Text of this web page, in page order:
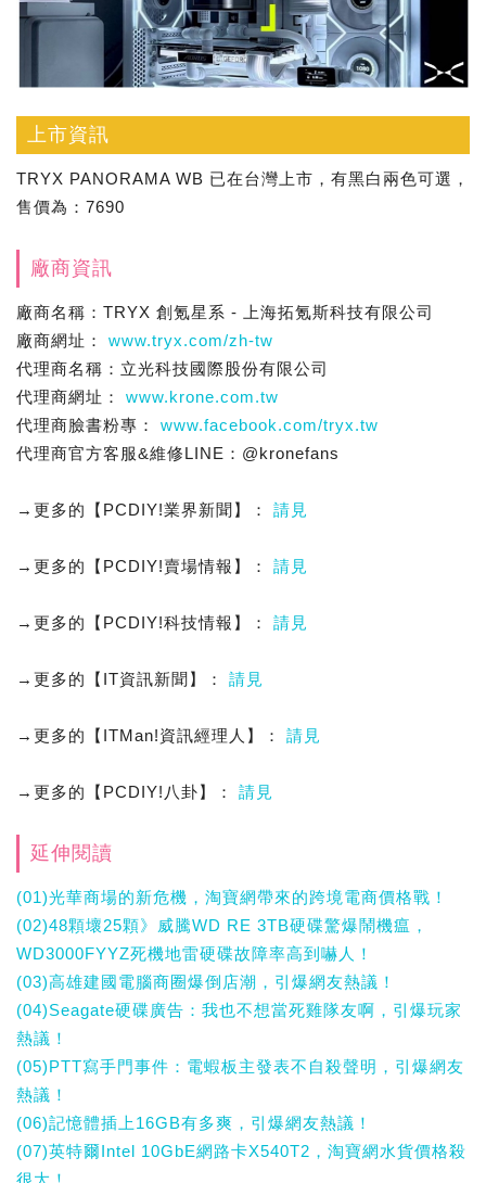
上市資訊
TRYX PANORAMA WB 已在台灣上市，有黑白兩色可選，
售價為：7690
廠商資訊
廠商名稱：TRYX 創氪星系 - 上海拓氪斯科技有限公司
廠商網址： www.tryx.com/zh-tw
代理商名稱：立光科技國際股份有限公司
代理商網址： www.krone.com.tw
代理商臉書粉專： www.facebook.com/tryx.tw
代理商官方客服&維修LINE：@kronefans
→更多的【PCDIY!業界新聞】： 請見
→更多的【PCDIY!賣場情報】： 請見
→更多的【PCDIY!科技情報】： 請見
→更多的【IT資訊新聞】： 請見
→更多的【ITMan!資訊經理人】： 請見
→更多的【PCDIY!八卦】： 請見
延伸閱讀
(01)光華商場的新危機，淘寶網帶來的跨境電商價格戰！
(02)48顆壞25顆》威騰WD RE 3TB硬碟驚爆鬧機瘟，
WD3000FYYZ死機地雷硬碟故障率高到嚇人！
(03)高雄建國電腦商圈爆倒店潮，引爆網友熱議！
(04)Seagate硬碟廣告：我也不想當死雞隊友啊，引爆玩家
熱議！
(05)PTT寫手門事件：電蝦板主發表不自殺聲明，引爆網友
熱議！
(06)記憶體插上16GB有多爽，引爆網友熱議！
(07)英特爾Intel 10GbE網路卡X540T2，淘寶網水貨價格殺